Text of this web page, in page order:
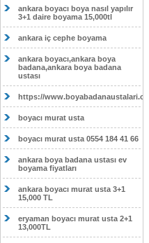
ankara boyacı boya nasıl yapılır
3+1 daire boyama 15,000tl
ankara iç cephe boyama
ankara boyacı,ankara boya
badana,ankara boya badana
ustası
https://
boyacı murat usta
boyacı murat usta 0554 184 41 66
ankara boya badana ustası ev
boyama fiyatları
ankara boyacı murat usta 3+1
15,000 TL
eryaman boyacı murat usta 2+1
13,000TL